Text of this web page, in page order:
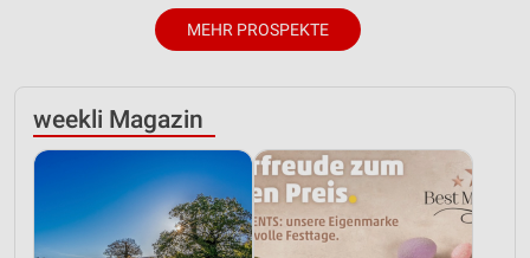
MEHR PROSPEKTE
weekli Magazin